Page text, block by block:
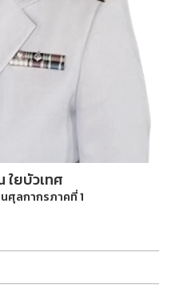
ใยบัวเทศ
ศุลกากรภาคที่ 1